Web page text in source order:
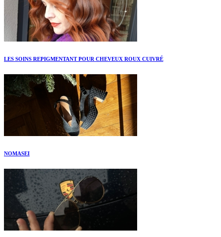
LES SOINS REPIGMENTANT POUR CHEVEUX ROUX CUIVRÉ
NOMASEI